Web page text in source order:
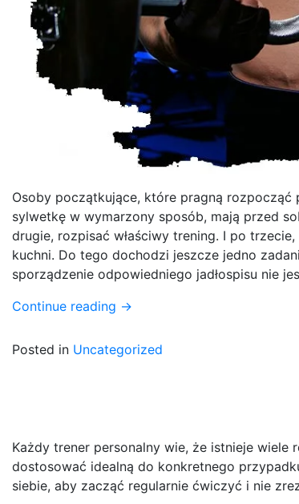
Osoby początkujące, które pragną
sylwetkę w wymarzony sposób, mają przed
drugie, rozpisać właściwy trening. I po
kuchni. Do tego dochodzi jeszcze jedno
sporządzenie odpowiedniego jadłospisu nie
Continue reading →
Posted in Uncategorized
Każdy trener personalny wie, że istnieje wiele
dostosować idealną do konkretnego
siebie, aby zacząć regularnie ćwiczyć i nie